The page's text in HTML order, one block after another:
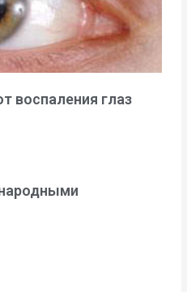
воспаления глаз